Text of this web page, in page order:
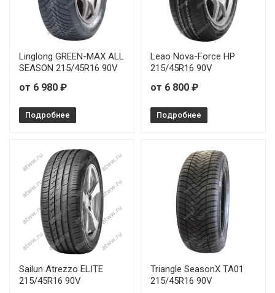
Linglong GREEN-MAX ALL
SEASON 215/45R16 90V
от 6 980 ₽
Подробнее
Leao Nova-Force HP
215/45R16 90V
от 6 800 ₽
Подробнее
Sailun Atrezzo ELITE
215/45R16 90V
Triangle SeasonX TA01
215/45R16 90V